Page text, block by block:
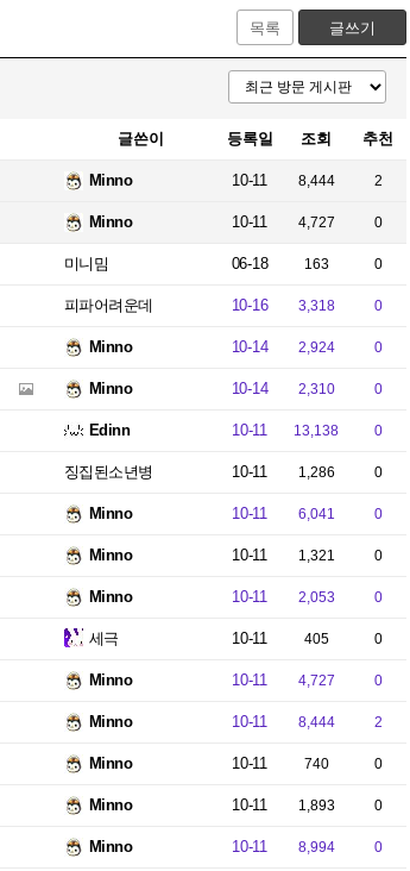
목록 글쓰기
글쓴이 등록일 조회 추천
Minno 10-11 8,444 2
Minno 10-11 4,727 0
미니밈 06-18 163 0
피파어려운데 10-16 3,318 0
Minno 10-14 2,924 0
Minno 10-14 2,310 0
Edinn 10-11 13,138 0
징집된소년병 10-11 1,286 0
Minno 10-11 6,041 0
Minno 10-11 1,321 0
Minno 10-11 2,053 0
세극 10-11 405 0
Minno 10-11 4,727 0
Minno 10-11 8,444 2
Minno 10-11 740 0
Minno 10-11 1,893 0
Minno 10-11 8,994 0